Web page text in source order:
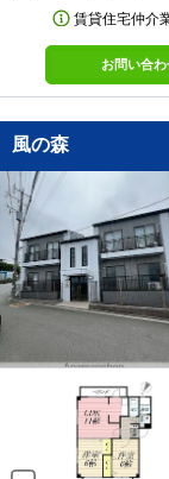
賃貸住宅仲介
お問い合
風の森